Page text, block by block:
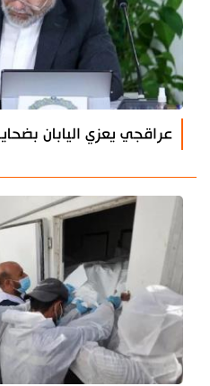
عراقجي يعزي اليابان